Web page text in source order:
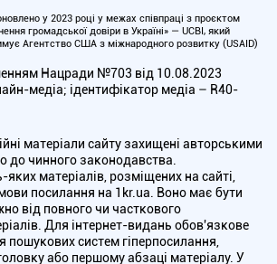
у 2023 році у межах співпраці з проєктом
громадської довіри в Україні» — UCBI, який
Агентство США з міжнародного розвитку (USAID)
Нацради №703 від 10.08.2023
медіа; ідентифікатор медіа – R40-
матеріали сайту захищені авторськими
до чинного законодавства.
матеріалів, розміщених на сайті,
посилання на 1kr.ua. Воно має бути
від повного чи часткового
Для інтернет-видань обов'язкове
пошукових систем гіперпосилання,
або першому абзаці матеріалу. У